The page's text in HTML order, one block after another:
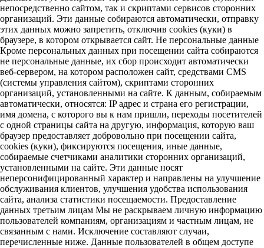
непосредственно сайтом, так и скриптами сервисов сторонних
организаций. Эти данные собираются автоматически, отправку
этих данных можно запретить, отключив cookies (куки) в
браузере, в котором открывается сайт. Не персональные данные
Кроме персональных данных при посещении сайта собираются
не персональные данные, их сбор происходит автоматически
веб-сервером, на котором расположен сайт, средствами CMS
(системы управления сайтом), скриптами сторонних
организаций, установленными на сайте. К данным, собираемым
автоматически, относятся: IP адрес и страна его регистрации,
имя домена, с которого вы к нам пришли, переходы посетителей
с одной страницы сайта на другую, информация, которую ваш
браузер предоставляет добровольно при посещении сайта,
cookies (куки), фиксируются посещения, иные данные,
собираемые счетчиками аналитики сторонних организаций,
установленными на сайте. Эти данные носят
неперсонифицированный характер и направлены на улучшение
обслуживания клиентов, улучшения удобства использования
сайта, анализа статистики посещаемости. Предоставление
данных третьим лицам Мы не раскрываем личную информацию
пользователей компаниям, организациям и частным лицам, не
связанным с нами. Исключение составляют случаи,
перечисленные ниже. Данные пользователей в общем доступе